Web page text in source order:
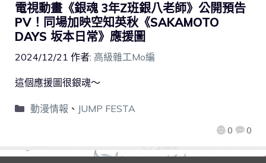
電視動畫《銀魂 3年Z班銀八老師》公開預告
PV！同場加映空知英秋《SAKAMOTO
DAYS 坂本日常》應援圖
2024/12/21 作者: 高級雜工Mo編
0 0
這個應援圖很銀魂～
動漫情報 、 JUMP FESTA